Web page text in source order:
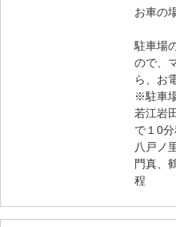
お車の
駐車場
ので、
ら、お
※駐車
若江岩
で１0分
八戸ノ
門真、
程